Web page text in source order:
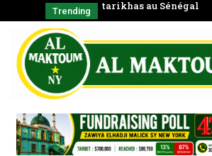
Trending Coran en groupe)